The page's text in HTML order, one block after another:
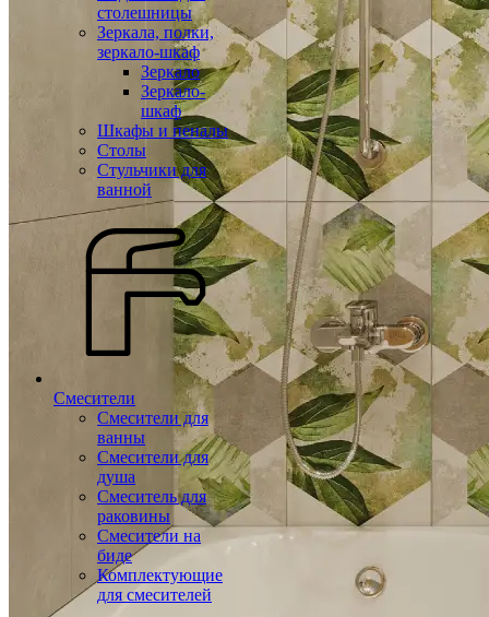
столешницы
Зеркала, полки,
зеркало-шкаф
Зеркало
Зеркало-
шкаф
Шкафы и пеналы
Столы
Стульчики для
ванной
Смесители
Смесители для
ванны
Смесители для
душа
Смеситель для
раковины
Смесители на
биде
Комплектующие
для смесителей